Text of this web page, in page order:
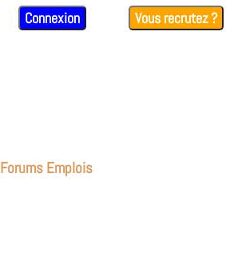
Connexion Vous recrutez ?
Forums Emplois